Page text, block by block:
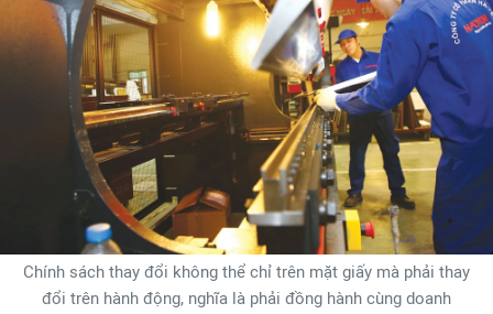
Chính sách thay đổi không thể chỉ trên mặt giấy mà phải thay
đổi trên hành động, nghĩa là phải đồng hành cùng doanh